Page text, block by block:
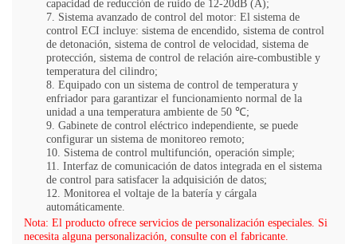
capacidad de reducción de ruido de 12-20dB (A);
7. Sistema avanzado de control del motor: El sistema de
control ECI incluye: sistema de encendido, sistema de control
de detonación, sistema de control de velocidad, sistema de
protección, sistema de control de relación aire-combustible y
temperatura del cilindro;
8. Equipado con un sistema de control de temperatura y
enfriador para garantizar el funcionamiento normal de la
unidad a una temperatura ambiente de 50 ℃;
9. Gabinete de control eléctrico independiente, se puede
configurar un sistema de monitoreo remoto;
10. Sistema de control multifunción, operación simple;
11. Interfaz de comunicación de datos integrada en el sistema
de control para satisfacer la adquisición de datos;
12. Monitorea el voltaje de la batería y cárgala
automáticamente.
Nota: El producto ofrece servicios de personalización especiales. Si
necesita alguna personalización, consulte con el fabricante.